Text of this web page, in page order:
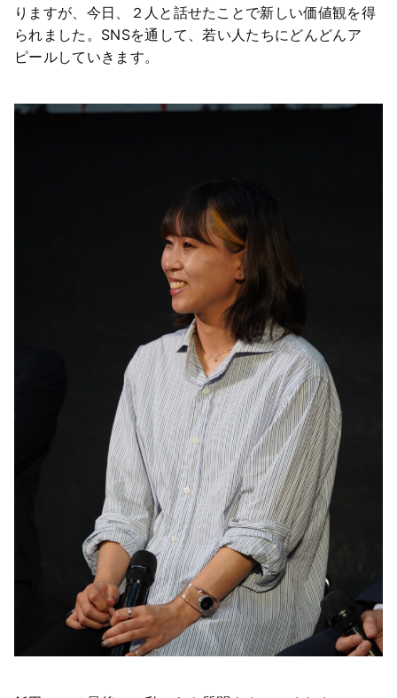
りますが、今日、２人と話せたことで新しい価値観を得
られました。SNSを通して、若い人たちにどんどんア
ピールしていきます。